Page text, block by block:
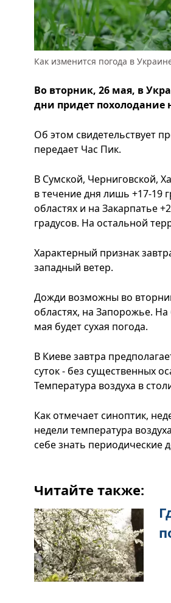
Как изменится погода в
Во вторник, 26 мая, в
дни придет похолодание
Об этом свидетельствует
передает Час Пик.
В Сумской, Черниговской,
в течение дня лишь +17-19
областях и на Закарпатье
градусов. На остальной
Характерный признак
западный ветер.
Дожди возможны во
областях, на Запорожье.
мая будет сухая погода.
В Киеве завтра
суток - без существенных
Температура воздуха в
Как отмечает синоптик,
недели температура
себе знать периодические
Читайте также: